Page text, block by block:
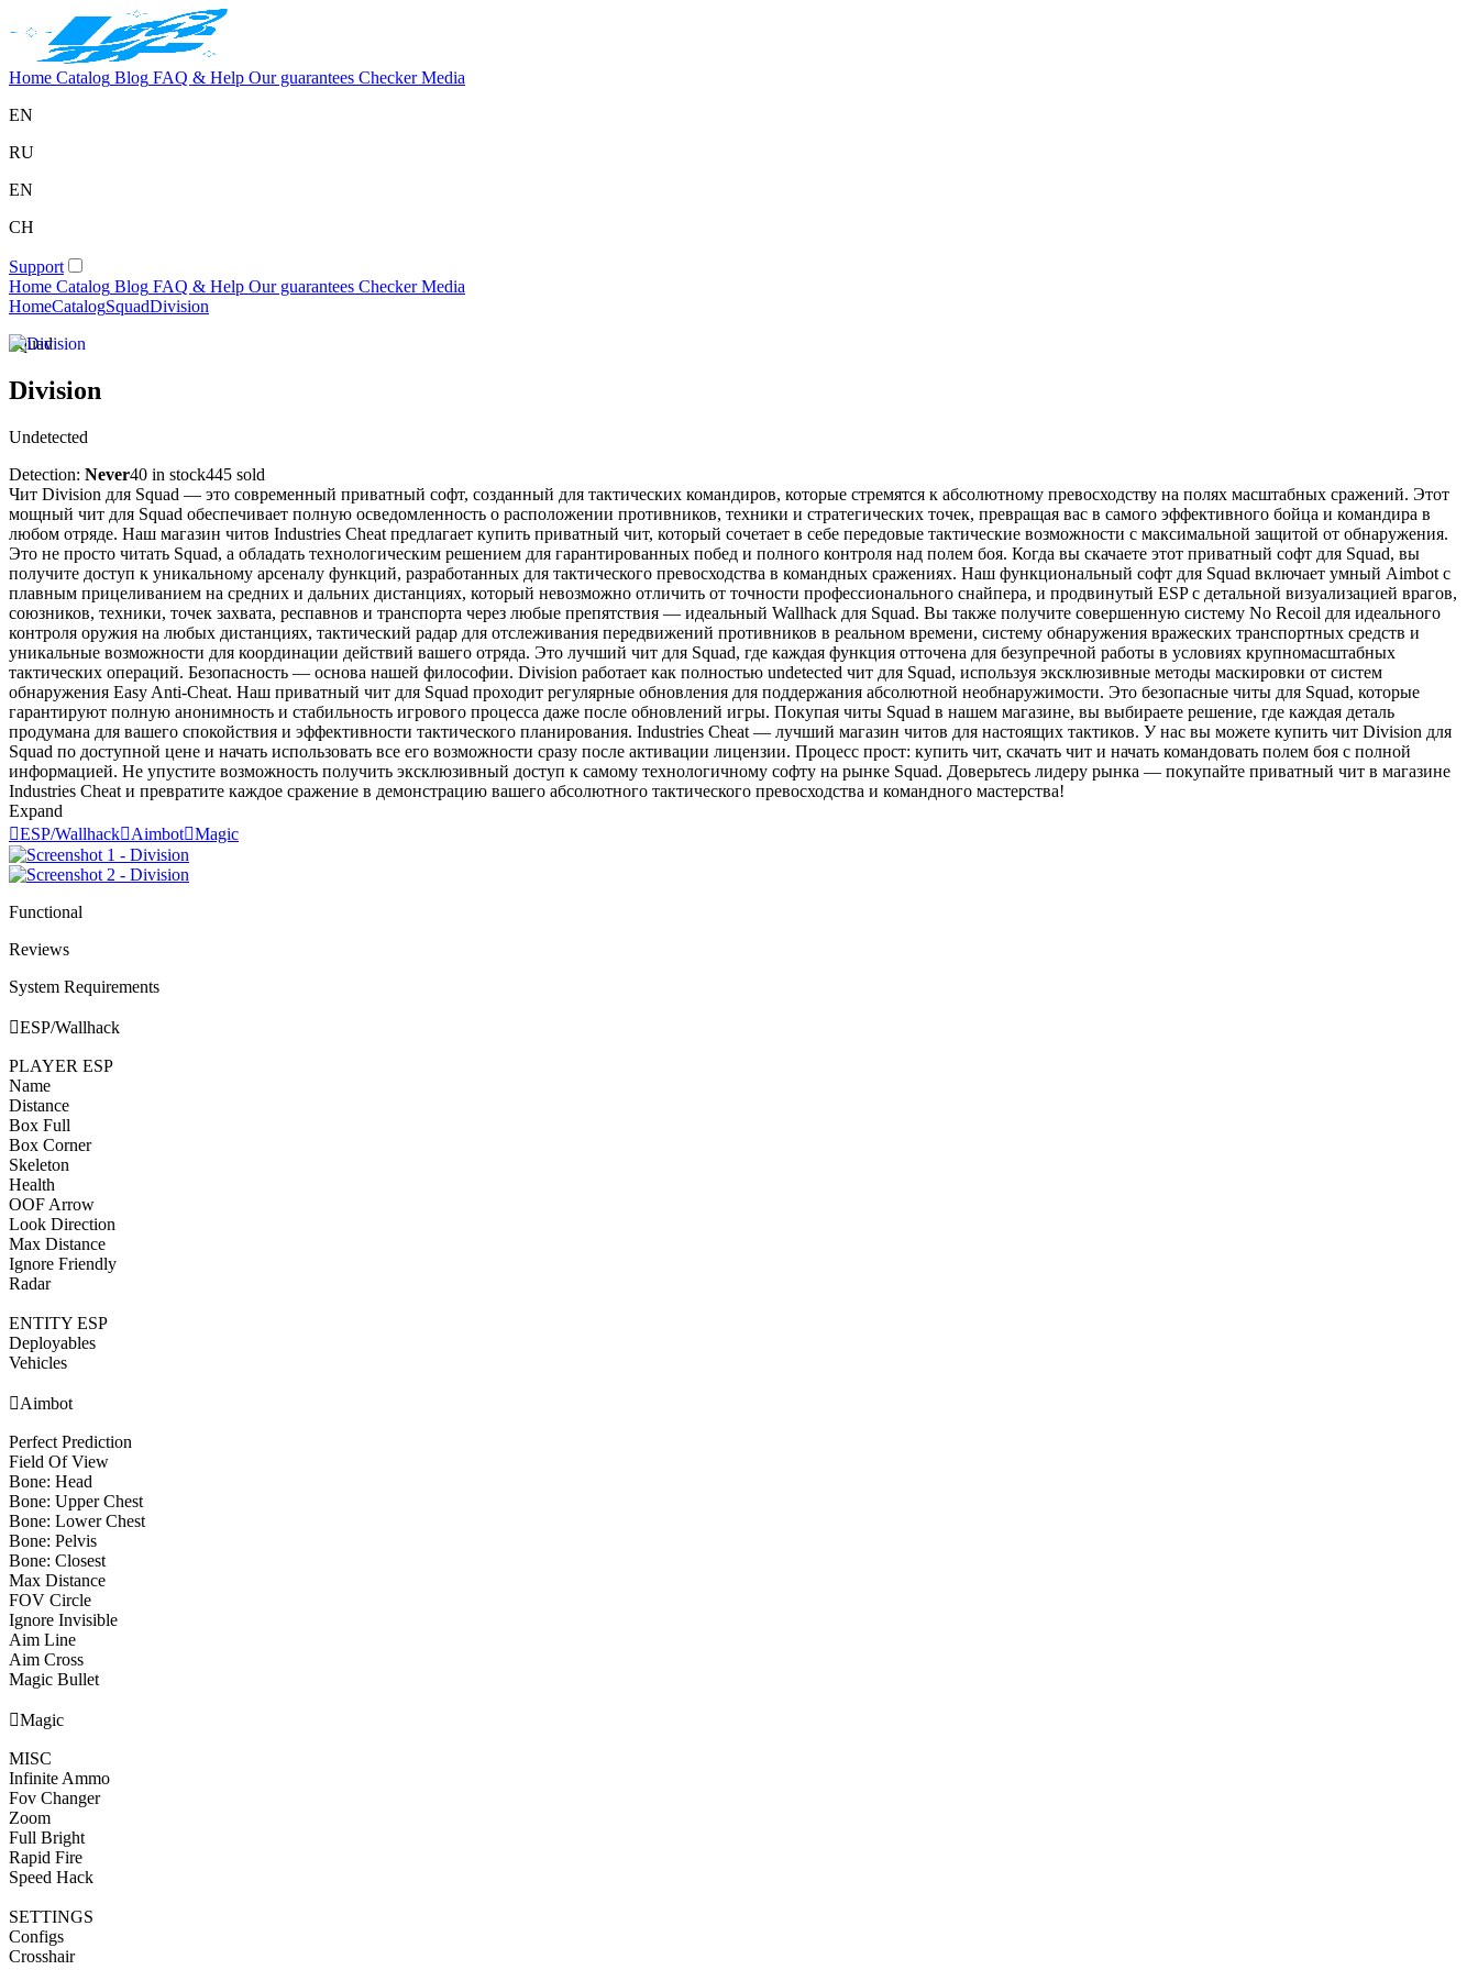
Home Catalog Blog FAQ & Help Our guarantees Checker Media
EN
RU
EN
CH
Support
Home Catalog Blog FAQ & Help Our guarantees Checker Media
HomeCatalogSquadDivision
Squad
Division
Undetected
Detection: Never40 in stock445 sold
Чит Division для Squad — это современный приватный софт, созданный для тактических командиров, которые стремятся к абсолютному превосходству на полях масштабных сражений. Этот
мощный чит для Squad обеспечивает полную осведомленность о расположении противников, техники и стратегических точек, превращая вас в самого эффективного бойца и командира в
любом отряде. Наш магазин читов Industries Cheat предлагает купить приватный чит, который сочетает в себе передовые тактические возможности с максимальной защитой от обнаружения.
Это не просто читать Squad, а обладать технологическим решением для гарантированных побед и полного контроля над полем боя. Когда вы скачаете этот приватный софт для Squad, вы
получите доступ к уникальному арсеналу функций, разработанных для тактического превосходства в командных сражениях. Наш функциональный софт для Squad включает умный Aimbot с
плавным прицеливанием на средних и дальних дистанциях, который невозможно отличить от точности профессионального снайпера, и продвинутый ESP с детальной визуализацией врагов,
союзников, техники, точек захвата, респавнов и транспорта через любые препятствия — идеальный Wallhack для Squad. Вы также получите совершенную систему No Recoil для идеального
контроля оружия на любых дистанциях, тактический радар для отслеживания передвижений противников в реальном времени, систему обнаружения вражеских транспортных средств и
уникальные возможности для координации действий вашего отряда. Это лучший чит для Squad, где каждая функция отточена для безупречной работы в условиях крупномасштабных
тактических операций. Безопасность — основа нашей философии. Division работает как полностью undetected чит для Squad, используя эксклюзивные методы маскировки от систем
обнаружения Easy Anti-Cheat. Наш приватный чит для Squad проходит регулярные обновления для поддержания абсолютной необнаружимости. Это безопасные читы для Squad, которые
гарантируют полную анонимность и стабильность игрового процесса даже после обновлений игры. Покупая читы Squad в нашем магазине, вы выбираете решение, где каждая деталь
продумана для вашего спокойствия и эффективности тактического планирования. Industries Cheat — лучший магазин читов для настоящих тактиков. У нас вы можете купить чит Division для
Squad по доступной цене и начать использовать все его возможности сразу после активации лицензии. Процесс прост: купить чит, скачать чит и начать командовать полем боя с полной
информацией. Не упустите возможность получить эксклюзивный доступ к самому технологичному софту на рынке Squad. Доверьтесь лидеру рынка — покупайте приватный чит в магазине
Industries Cheat и превратите каждое сражение в демонстрацию вашего абсолютного тактического превосходства и командного мастерства!
Expand
ESP/WallhackAimbotMagic
Functional
Reviews
System Requirements
ESP/Wallhack
PLAYER ESP
Name
Distance
Box Full
Box Corner
Skeleton
Health
OOF Arrow
Look Direction
Max Distance
Ignore Friendly
Radar
ENTITY ESP
Deployables
Vehicles
Aimbot
Perfect Prediction
Field Of View
Bone: Head
Bone: Upper Chest
Bone: Lower Chest
Bone: Pelvis
Bone: Closest
Max Distance
FOV Circle
Ignore Invisible
Aim Line
Aim Cross
Magic Bullet
Magic
MISC
Infinite Ammo
Fov Changer
Zoom
Full Bright
Rapid Fire
Speed Hack
SETTINGS
Configs
Crosshair